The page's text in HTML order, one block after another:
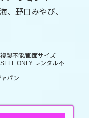
、野口みやび、
製不能/画面サイズ
ONLY レンタル不
パン